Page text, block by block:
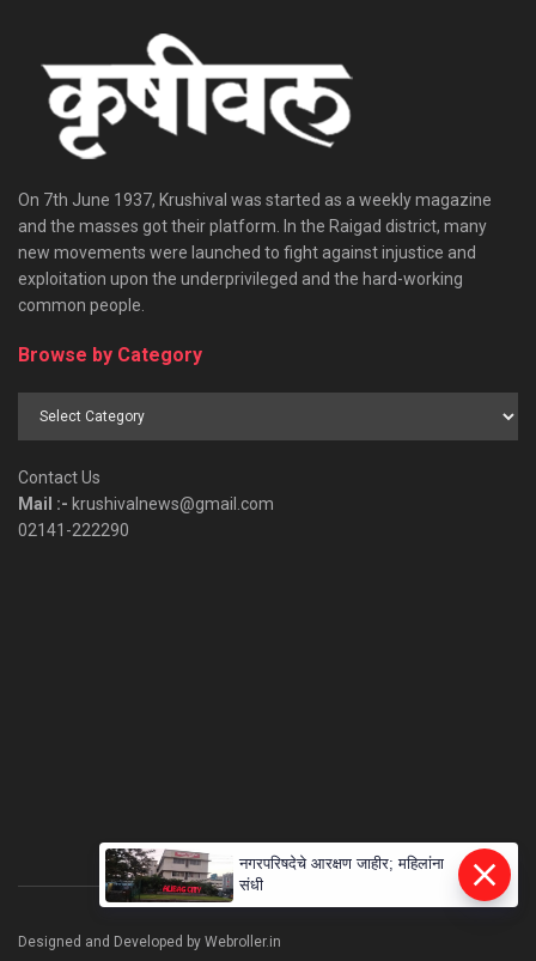
On 7th June 1937, Krushival was started as a weekly magazine
and the masses got their platform. In the Raigad district, many
new movements were launched to fight against injustice and
exploitation upon the underprivileged and the hard-working
common people.
Browse by Category
Browse
Contact Us
Mail :- krushivalnews@gmail.com
02141-222290
Designed and Developed by Webroller.in
नगरपरिषदेचे आरक्षण जाहीर; महिलांना
संधी